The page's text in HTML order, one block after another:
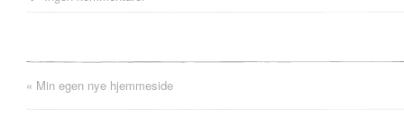
« Min egen nye hjemmeside